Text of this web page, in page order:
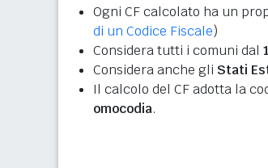
Ogni CF calcolato ha un
di un Codice Fiscale)
Considera tutti i comuni dal
Considera anche gli Stati
Il calcolo del CF adotta la
omocodia.